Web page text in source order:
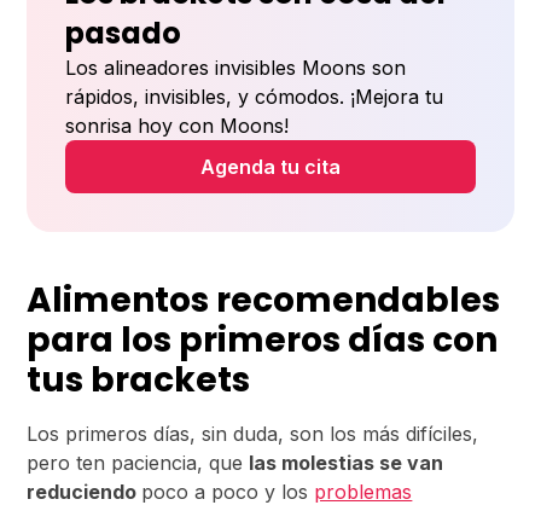
pasado
Los alineadores invisibles Moons son
rápidos, invisibles, y cómodos. ¡Mejora tu
sonrisa hoy con Moons!
Agenda tu cita
Alimentos recomendables
para los primeros días con
tus brackets
Los primeros días, sin duda, son los más difíciles,
pero ten paciencia, que las molestias se van
reduciendo poco a poco y los problemas